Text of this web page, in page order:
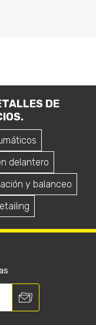
DE
delantero
y balanceo